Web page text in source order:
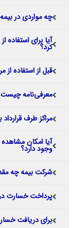
چه مواردی در
آیا برای استفاده
کرد؟
قبل از استفاده از
معرفی‌نامه چیست
مراکز طرف
آیا امکان
وجود دارد؟
شرکت بیمه چه
پرداخت خسارت
برای دریافت